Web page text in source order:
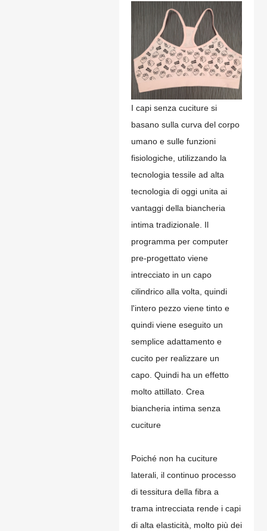
I capi senza cuciture si
basano sulla curva del corpo
umano e sulle funzioni
fisiologiche, utilizzando la
tecnologia tessile ad alta
tecnologia di oggi unita ai
vantaggi della biancheria
intima tradizionale. Il
programma per computer
pre-progettato viene
intrecciato in un capo
cilindrico alla volta, quindi
l'intero pezzo viene tinto e
quindi viene eseguito un
semplice adattamento e
cucito per realizzare un
capo. Quindi ha un effetto
molto attillato. Crea
biancheria intima senza
cuciture
Poiché non ha cuciture
laterali, il continuo processo
di tessitura della fibra a
trama intrecciata rende i capi
di alta elasticità, molto più dei